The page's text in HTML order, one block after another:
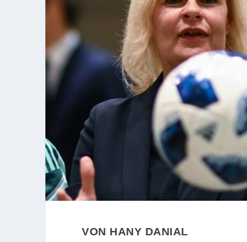
VON HANY DANIAL